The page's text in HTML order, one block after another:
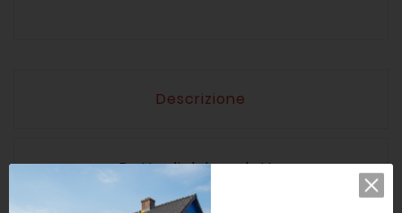
Descrizione
Dettagli del prodotto